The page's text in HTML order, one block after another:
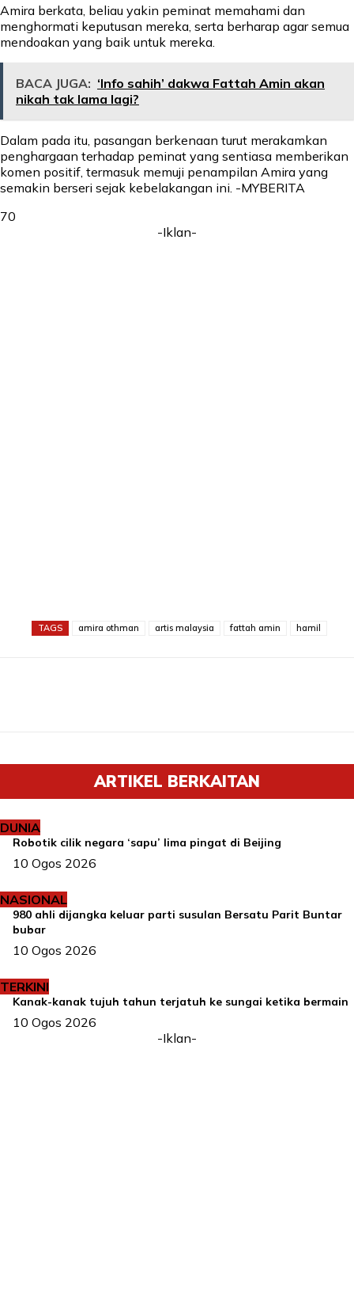
Amira berkata, beliau yakin peminat memahami dan
menghormati keputusan mereka, serta berharap agar semua
mendoakan yang baik untuk mereka.
BACA JUGA: ‘Info sahih’ dakwa Fattah Amin akan
nikah tak lama lagi?
Dalam pada itu, pasangan berkenaan turut merakamkan
penghargaan terhadap peminat yang sentiasa memberikan
komen positif, termasuk memuji penampilan Amira yang
semakin berseri sejak kebelakangan ini. -MYBERITA
70
-Iklan-
TAGS amira othman artis malaysia fattah amin hamil
ARTIKEL BERKAITAN
DUNIA
Robotik cilik negara ‘sapu’ lima pingat di Beijing
10 Ogos 2026
NASIONAL
980 ahli dijangka keluar parti susulan Bersatu Parit Buntar
bubar
10 Ogos 2026
TERKINI
Kanak-kanak tujuh tahun terjatuh ke sungai ketika bermain
10 Ogos 2026
-Iklan-